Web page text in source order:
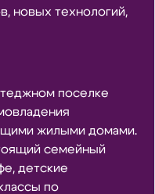
новых технологий,
поселке
жилыми домами.
семейный
детские
по